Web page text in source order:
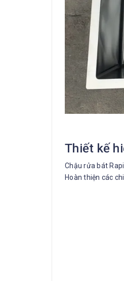
Thiết kế
Chậu rửa bát
Hoàn thiện các